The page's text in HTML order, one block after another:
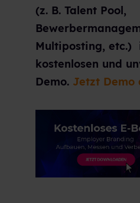
(z. B. Talent Pool,
Multiposting, etc.)
kostenlosen und
Demo. Jetzt Demo